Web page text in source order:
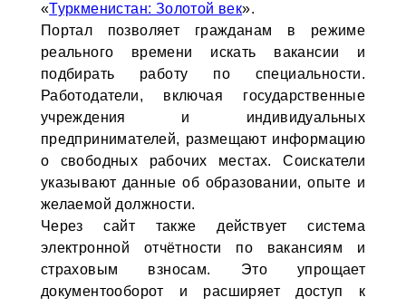
«Туркменистан: Золотой век».
Портал позволяет гражданам в режиме
реального времени искать вакансии и
подбирать работу по специальности.
Работодатели, включая государственные
учреждения и индивидуальных
предпринимателей, размещают информацию
о свободных рабочих местах. Соискатели
указывают данные об образовании, опыте и
желаемой должности.
Через сайт также действует система
электронной отчётности по вакансиям и
страховым взносам. Это упрощает
документооборот и расширяет доступ к